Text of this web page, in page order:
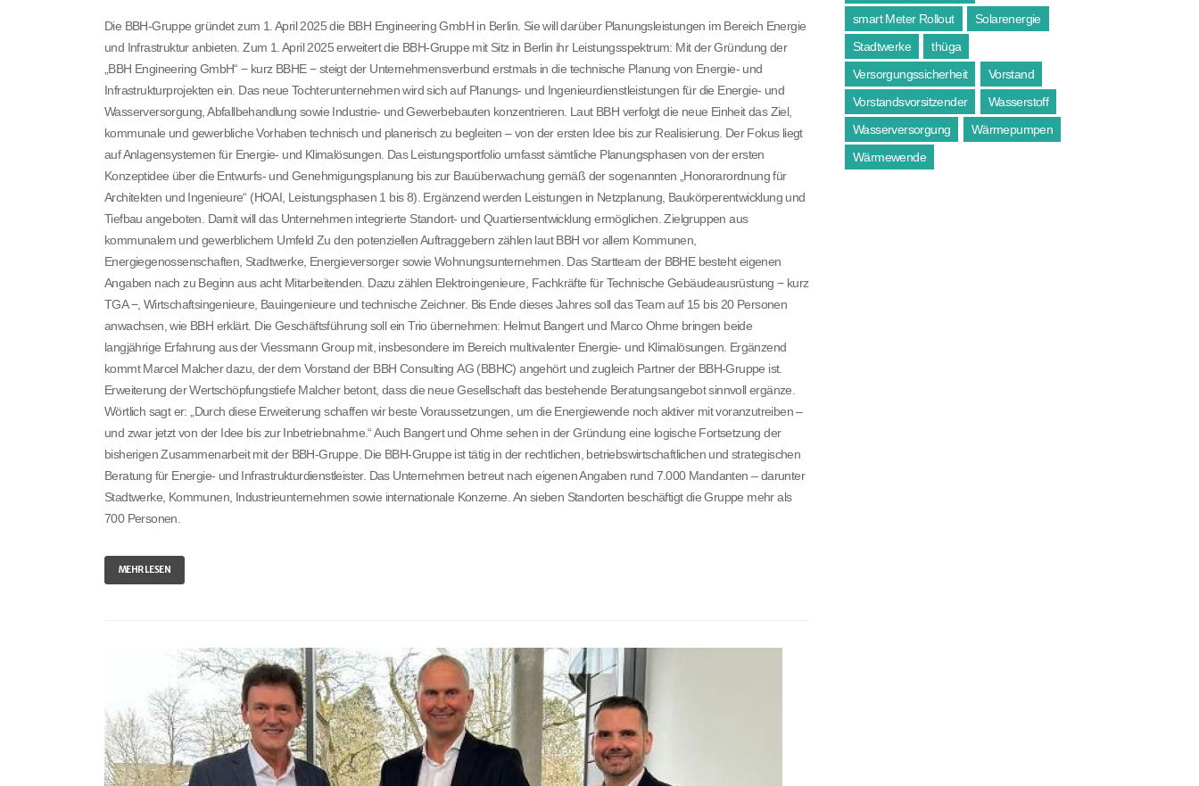
Die BBH-Gruppe gründet zum 1. April 2025 die BBH Engineering GmbH in Berlin. Sie will darüber Planungsleistungen im Bereich Energie
und Infrastruktur anbieten. Zum 1. April 2025 erweitert die BBH-Gruppe mit Sitz in Berlin ihr Leistungsspektrum: Mit der Gründung der
„BBH Engineering GmbH“ − kurz BBHE − steigt der Unternehmensverbund erstmals in die technische Planung von Energie- und
Infrastrukturprojekten ein. Das neue Tochterunternehmen wird sich auf Planungs- und Ingenieurdienstleistungen für die Energie- und
Wasserversorgung, Abfallbehandlung sowie Industrie- und Gewerbebauten konzentrieren. Laut BBH verfolgt die neue Einheit das Ziel,
kommunale und gewerbliche Vorhaben technisch und planerisch zu begleiten – von der ersten Idee bis zur Realisierung. Der Fokus liegt
auf Anlagensystemen für Energie- und Klimalösungen. Das Leistungsportfolio umfasst sämtliche Planungsphasen von der ersten
Konzeptidee über die Entwurfs- und Genehmigungsplanung bis zur Bauüberwachung gemäß der sogenannten „Honorarordnung für
Architekten und Ingenieure“ (HOAI, Leistungsphasen 1 bis 8). Ergänzend werden Leistungen in Netzplanung, Baukörperentwicklung und
Tiefbau angeboten. Damit will das Unternehmen integrierte Standort- und Quartiersentwicklung ermöglichen. Zielgruppen aus
kommunalem und gewerblichem Umfeld Zu den potenziellen Auftraggebern zählen laut BBH vor allem Kommunen,
Energiegenossenschaften, Stadtwerke, Energieversorger sowie Wohnungsunternehmen. Das Startteam der BBHE besteht eigenen
Angaben nach zu Beginn aus acht Mitarbeitenden. Dazu zählen Elektroingenieure, Fachkräfte für Technische Gebäudeausrüstung − kurz
TGA −, Wirtschaftsingenieure, Bauingenieure und technische Zeichner. Bis Ende dieses Jahres soll das Team auf 15 bis 20 Personen
anwachsen, wie BBH erklärt. Die Geschäftsführung soll ein Trio übernehmen: Helmut Bangert und Marco Ohme bringen beide
langjährige Erfahrung aus der Viessmann Group mit, insbesondere im Bereich multivalenter Energie- und Klimalösungen. Ergänzend
kommt Marcel Malcher dazu, der dem Vorstand der BBH Consulting AG (BBHC) angehört und zugleich Partner der BBH-Gruppe ist.
Erweiterung der Wertschöpfungstiefe Malcher betont, dass die neue Gesellschaft das bestehende Beratungsangebot sinnvoll ergänze.
Wörtlich sagt er: „Durch diese Erweiterung schaffen wir beste Voraussetzungen, um die Energiewende noch aktiver mit voranzutreiben –
und zwar jetzt von der Idee bis zur Inbetriebnahme.“ Auch Bangert und Ohme sehen in der Gründung eine logische Fortsetzung der
bisherigen Zusammenarbeit mit der BBH-Gruppe. Die BBH-Gruppe ist tätig in der rechtlichen, betriebswirtschaftlichen und strategischen
Beratung für Energie- und Infrastrukturdienstleister. Das Unternehmen betreut nach eigenen Angaben rund 7.000 Mandanten – darunter
Stadtwerke, Kommunen, Industrieunternehmen sowie internationale Konzerne. An sieben Standorten beschäftigt die Gruppe mehr als
700 Personen.
MEHR LESEN
smart Meter Rollout
Solarenergie
Stadtwerke
thüga
Versorgungssicherheit
Vorstand
Vorstandsvorsitzender
Wasserstoff
Wasserversorgung
Wärmepumpen
Wärmewende